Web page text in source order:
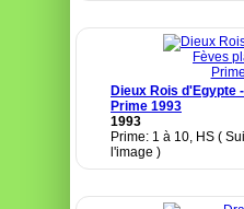
Dieux Rois d'Egypte
Prime 1993
1993
Prime: 1 à 10, HS (
l'image )